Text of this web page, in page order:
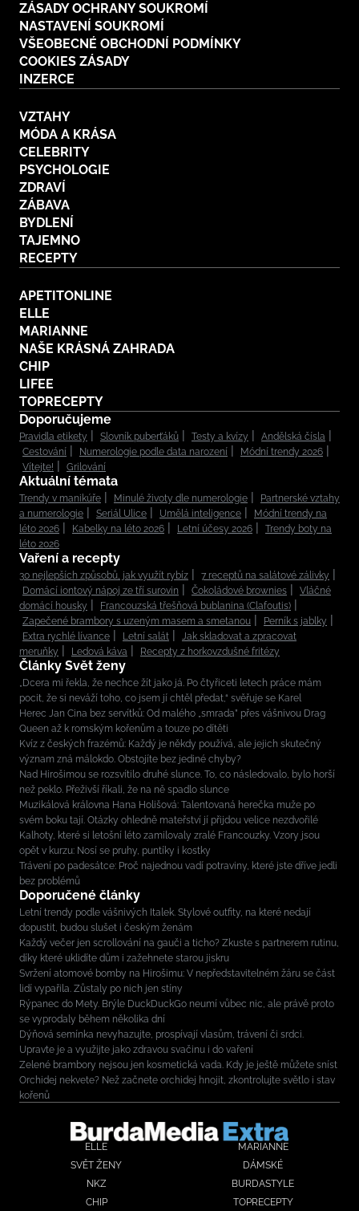
ZÁSADY OCHRANY SOUKROMÍ
NASTAVENÍ SOUKROMÍ
VŠEOBECNÉ OBCHODNÍ PODMÍNKY
COOKIES ZÁSADY
INZERCE
VZTAHY
MÓDA A KRÁSA
CELEBRITY
PSYCHOLOGIE
ZDRAVÍ
ZÁBAVA
BYDLENÍ
TAJEMNO
RECEPTY
APETITONLINE
ELLE
MARIANNE
NAŠE KRÁSNÁ ZAHRADA
CHIP
LIFEE
TOPRECEPTY
Doporučujeme
Pravidla etikety Slovník puberťáků Testy a kvízy
Andělská čísla
Cestování
Numerologie podle data narození
Módní trendy 2026
Vítejte!
Grilování
Aktuální témata
Trendy v manikúře Minulé životy dle numerologie
Partnerské vztahy
a numerologie
Seriál Ulice Umělá inteligence
Módní trendy na
léto 2026
Kabelky na léto 2026 Letní účesy 2026
Trendy boty na
léto 2026
Vaření a recepty
30 nejlepších způsobů, jak využít rybíz
7 receptů na salátové zálivky
Domácí iontový nápoj ze tří surovin
Čokoládové brownies
Vláčné
domácí housky
Francouzská třešňová bublanina (Clafoutis)
Zapečené brambory s uzeným masem a smetanou
Perník s jablky
Extra rychlé lívance
Letní salát
Jak skladovat a zpracovat
meruňky
Ledová káva Recepty z horkovzdušné fritézy
Články Svět ženy
„Dcera mi řekla, že nechce žít jako já. Po čtyřiceti letech práce mám
pocit, že si neváží toho, co jsem jí chtěl předat,“ svěřuje se Karel
Herec Jan Cina bez servítků: Od malého „smrada” přes vášnivou Drag
Queen až k romským kořenům a touze po dítěti
Kvíz z českých frazémů: Každý je někdy používá, ale jejich skutečný
význam zná málokdo. Obstojíte bez jediné chyby?
Nad Hirošimou se rozsvítilo druhé slunce. To, co následovalo, bylo horší
než peklo. Přeživší říkali, že na ně spadlo slunce
Muzikálová královna Hana Holišová: Talentovaná herečka muže po
svém boku tají. Otázky ohledně mateřství jí přijdou velice nezdvořilé
Kalhoty, které si letošní léto zamilovaly zralé Francouzky. Vzory jsou
opět v kurzu: Nosí se pruhy, puntíky i kostky
Trávení po padesátce: Proč najednou vadí potraviny, které jste dříve jedli
bez problémů
Doporučené články
Letní trendy podle vášnivých Italek. Stylové outfity, na které nedají
dopustit, budou slušet i českým ženám
Každý večer jen scrollování na gauči a ticho? Zkuste s partnerem rutinu,
díky které uklidíte dům i zažehnete starou jiskru
Svržení atomové bomby na Hirošimu: V nepředstavitelném žáru se část
lidí vypařila. Zůstaly po nich jen stíny
Rýpanec do Mety. Brýle DuckDuckGo neumí vůbec nic, ale právě proto
se vyprodaly během několika dní
Dýňová semínka nevyhazujte, prospívají vlasům, trávení či srdci.
Upravte je a využijte jako zdravou svačinu i do vaření
Zelené brambory nejsou jen kosmetická vada. Kdy je ještě můžete sníst
Orchidej nekvete? Než začnete orchidej hnojit, zkontrolujte světlo i stav
kořenů
ELLE
MARIANNE
SVĚT ŽENY
DÁMSKÉ
NKZ
BURDASTYLE
CHIP
TOPRECEPTY